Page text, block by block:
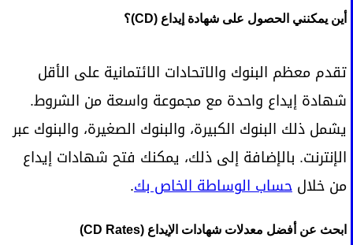
أين يمكنني الحصول على شهادة إيداع (CD)؟
تقدم معظم البنوك والاتحادات الائتمانية على الأقل
شهادة إيداع واحدة مع مجموعة واسعة من الشروط.
يشمل ذلك البنوك الكبيرة، والبنوك الصغيرة، والبنوك عبر
الإنترنت. بالإضافة إلى ذلك، يمكنك فتح شهادات إيداع
من خلال حساب الوساطة الخاص بك.
ابحث عن أفضل معدلات شهادات الإيداع (CD Rates)